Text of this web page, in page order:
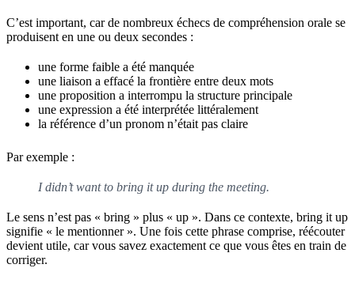
C’est important, car de nombreux échecs de compréhension orale se
produisent en une ou deux secondes :
une forme faible a été manquée
une liaison a effacé la frontière entre deux mots
une proposition a interrompu la structure principale
une expression a été interprétée littéralement
la référence d’un pronom n’était pas claire
Par exemple :
I didn’t want to bring it up during the meeting.
Le sens n’est pas « bring » plus « up ». Dans ce contexte, bring it up
signifie « le mentionner ». Une fois cette phrase comprise, réécouter
devient utile, car vous savez exactement ce que vous êtes en train de
corriger.